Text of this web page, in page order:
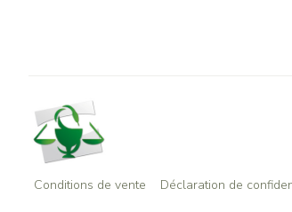
Conditions de vente Déclaration de